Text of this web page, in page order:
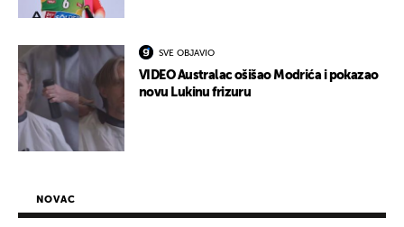
SVE OBJAVIO
VIDEO Australac ošišao Modrića i pokazao
novu Lukinu frizuru
NOVAC